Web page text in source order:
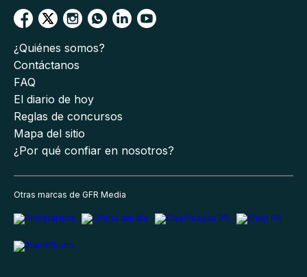
¿Quiénes somos?
Contáctanos
FAQ
El diario de hoy
Reglas de concursos
Mapa del sitio
¿Por qué confiar en nosotros?
Otras marcas de GFR Media